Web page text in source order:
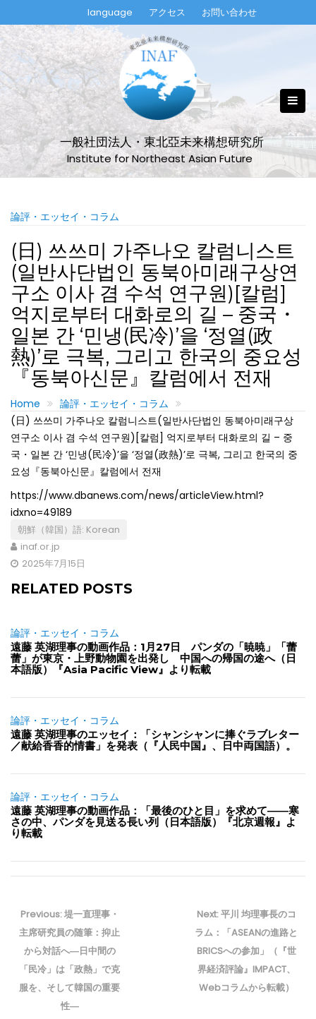
to
content
language アクセス お問い合わせ
一般社団法人・東北亞未来構想研究所
Institute for Northeast Asian Future
論評・エッセイ・コラム
(日) 쓰쓰미 가주나오 칼럼니스트
(일반사단법인 동북아미래구상연
구소 이사 겸 수석 연구원)[칼럼]
억지로부터 대화로의 길 – 중국・
일본 간 ‘민냉(民冷)’을 ‘정열(政
熱)’로 극복, 그리고 한국의 중요성
『동북아신문』칼럼에서 전재
Home
論評・エッセイ・コラム
(日) 쓰쓰미 가주나오 칼럼니스트(일반사단법인 동북아미래구상
연구소 이사 겸 수석 연구원)[칼럼] 억지로부터 대화로의 길 – 중
국・일본 간 ‘민냉(民冷)’을 ‘정열(政熱)’로 극복, 그리고 한국의 중
요성『동북아신문』칼럼에서 전재
https://www.dbanews.com/news/articleView.html?
idxno=49189
朝鮮（韓国）語: Korean
inaf.or.jp
2025年7月15日
RELATED POSTS
論評・エッセイ・コラム
遠藤 英湖理事の動画作品：1月27日 パンダの「暁暁」「蕾
蕾」が東京・上野動物園を出発し 中国への帰国の途へ（日
本語版）『Asia Pacific View』より転載
論評・エッセイ・コラム
遠藤 英湖理事のエッセイ：「シャンシャンに捧ぐラブレター
／献給香香的情書」を発表（『人民中国』、日中両国語）。
論評・エッセイ・コラム
遠藤 英湖理事の動画作品：「最後のひと目」を求めて――寒
さの中、パンダを見送る長い列（日本語版）『北京週報』よ
り転載
稿
ナ
シ
Previous:Previous
post:
堤一直理事・
主席研究員の随筆：抑止
から対話へ―日中間の
「民冷」は「政熱」で克
服を、そして韓国の重要
性―
Next:Next
post:
平川 均理事長のコ
ラム：「ASEANの進路と
BRICSへの参加」（『世
界経済評論』IMPACT、
Webコラムから転載）